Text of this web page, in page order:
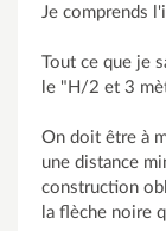
Je comprends
Tout ce que je
le "H/2 et 3
On doit être à
une distance
construction
la flèche noire